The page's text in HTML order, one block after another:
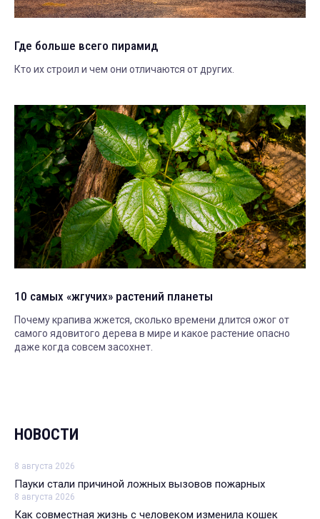
Где больше всего пирамид
Кто их строил и чем они отличаются от других.
10 самых «жгучих» растений планеты
Почему крапива жжется, сколько времени длится ожог от
самого ядовитого дерева в мире и какое растение опасно
даже когда совсем засохнет.
НОВОСТИ
8 августа 2026
Пауки стали причиной ложных вызовов пожарных
8 августа 2026
Как совместная жизнь с человеком изменила кошек